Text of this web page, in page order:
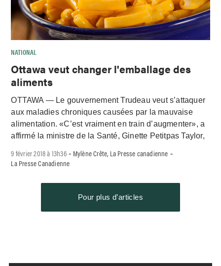
NATIONAL
Ottawa veut changer l'emballage des
aliments
OTTAWA — Le gouvernement Trudeau veut s’attaquer
aux maladies chroniques causées par la mauvaise
alimentation. «C’est vraiment en train d’augmenter», a
affirmé la ministre de la Santé, Ginette Petitpas Taylor,
9 février 2018 à 13h36- Mylène Crête, La Presse canadienne -
La Presse Canadienne
Pour plus d’articles